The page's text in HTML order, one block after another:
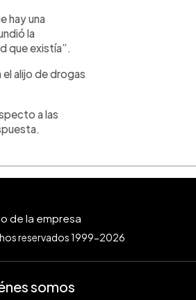
hay una
la
que existía”.
alijo de drogas
a las
reservados 1999-2026
somos